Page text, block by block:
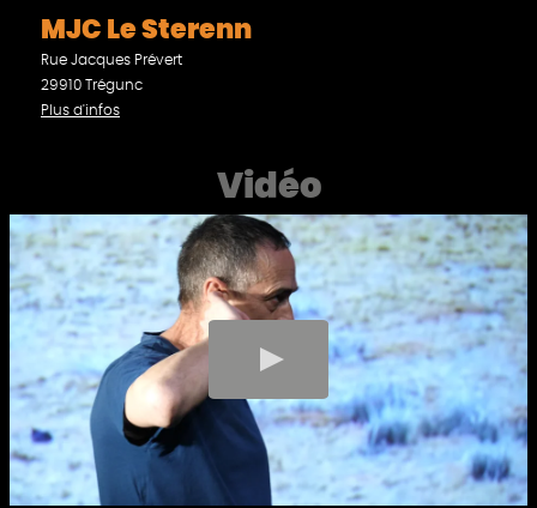
MJC Le Sterenn
Rue Jacques Prévert
29910 Trégunc
Plus d'infos
Vidéo